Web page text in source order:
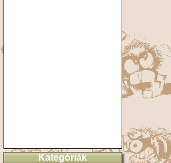
Kategóriák